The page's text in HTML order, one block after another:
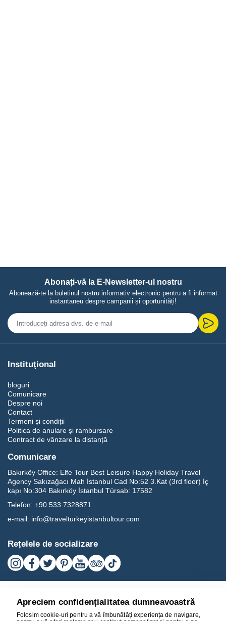
Abonați-vă la E-Newsletter-ul nostru
Abonează-te la buletinul nostru informativ electronic pentru a fi informat
instantaneu despre campanii și oportunități!
Instituţional
bloguri
Comunicare
Despre noi
Contact
Termeni și condiții
Politica de anulare și rambursare
Contract de vânzare la distanță
Comunicare
Bakırköy Office: Elfe Tour Best Leisure Happy Holiday Travel
Agency Sakızağacı Mah İstanbul Cad No:52 3.Kat (3rd floor) İç
kapı No:304 Bakırköy İstanbul Türsab: 17582
Telefon: +90 533 7328871
e-mail: info@travelturkeyistanbultour.com
Rețelele de socializare
Apreciem confidențialitatea dumneavoastră
Folosim cookie-uri pentru a vă îmbunătăți experiența de navigare,